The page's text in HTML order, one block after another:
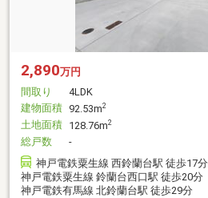
2,890万円
間取り
4LDK
建物面積 92.53m2
土地面積 128.76m2
総戸数
-
神戸電鉄粟生線 西鈴蘭台駅 徒歩17分
神戸電鉄粟生線 鈴蘭台西口駅 徒歩20分
神戸電鉄有馬線 北鈴蘭台駅 徒歩29分